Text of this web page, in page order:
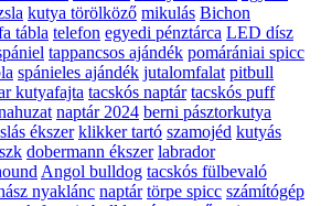
kutya törölköző mikulás Bichon
tábla telefon egyedi pénztárca LED dísz
tappancsos ajándék pomárániai spicc
spánieles ajándék jutalomfalat pitbull
kutyafajta tacskós naptár tacskós puff
naptár 2024 berni pásztorkutya
ékszer klikker tartó szamojéd kutyás
dobermann ékszer labrador
Angol bulldog tacskós fülbevaló
nyaklánc naptár törpe spicc számítógép